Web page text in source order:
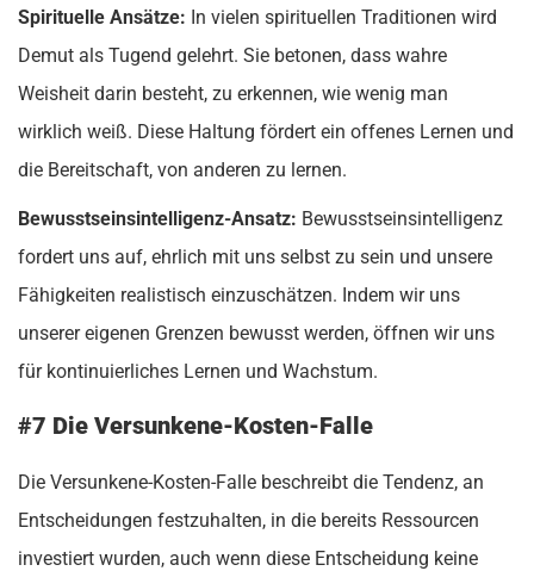
Spirituelle Ansätze: In vielen spirituellen Traditionen wird
Demut als Tugend gelehrt. Sie betonen, dass wahre
Weisheit darin besteht, zu erkennen, wie wenig man
wirklich weiß. Diese Haltung fördert ein offenes Lernen und
die Bereitschaft, von anderen zu lernen.
Bewusstseinsintelligenz-Ansatz: Bewusstseinsintelligenz
fordert uns auf, ehrlich mit uns selbst zu sein und unsere
Fähigkeiten realistisch einzuschätzen. Indem wir uns
unserer eigenen Grenzen bewusst werden, öffnen wir uns
für kontinuierliches Lernen und Wachstum.
#7 Die Versunkene-Kosten-Falle
Die Versunkene-Kosten-Falle beschreibt die Tendenz, an
Entscheidungen festzuhalten, in die bereits Ressourcen
investiert wurden, auch wenn diese Entscheidung keine